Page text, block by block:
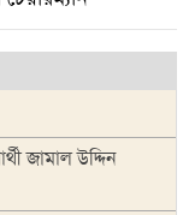
জামাল উদ্দিন